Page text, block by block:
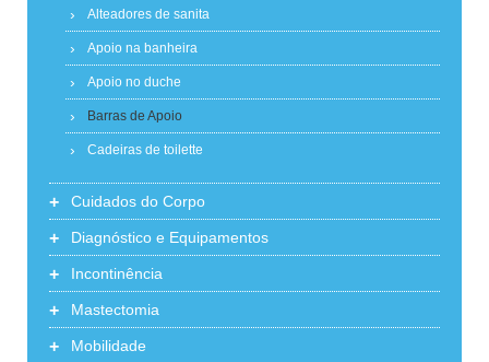
Alteadores de sanita
Apoio na banheira
Apoio no duche
Barras de Apoio
Cadeiras de toilette
+ Cuidados do Corpo
+ Diagnóstico e Equipamentos
+ Incontinência
+ Mastectomia
+ Mobilidade